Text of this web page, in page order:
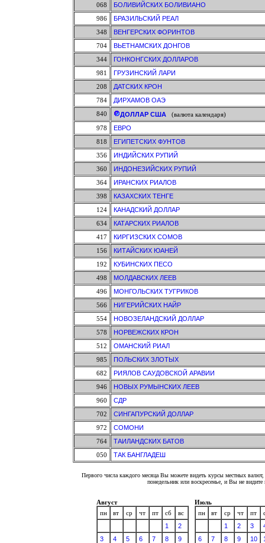
068
БОЛИВИЙСКИХ БОЛИВИАНО
986
БРАЗИЛЬСКИЙ РЕАЛ
348
ВЕНГЕРСКИХ ФОРИНТОВ
704
ВЬЕТНАМСКИХ ДОНГОВ
344
ГОНКОНГСКИХ ДОЛЛАРОВ
981
ГРУЗИНСКИЙ ЛАРИ
208
ДАТСКИХ КРОН
784
ДИРХАМОВ ОАЭ
840
ДОЛЛАР США(валюта календаря)
978
ЕВРО
818
ЕГИПЕТСКИХ ФУНТОВ
356
ИНДИЙСКИХ РУПИЙ
360
ИНДОНЕЗИЙСКИХ РУПИЙ
364
ИРАНСКИХ РИАЛОВ
398
КАЗАХСКИХ ТЕНГЕ
124
КАНАДСКИЙ ДОЛЛАР
634
КАТАРСКИХ РИАЛОВ
417
КИРГИЗСКИХ СОМОВ
156
КИТАЙСКИХ ЮАНЕЙ
192
КУБИНСКИХ ПЕСО
498
МОЛДАВСКИХ ЛЕЕВ
496
МОНГОЛЬСКИХ ТУГРИКОВ
566
НИГЕРИЙСКИХ НАЙР
554
НОВОЗЕЛАНДСКИЙ ДОЛЛАР
578
НОРВЕЖСКИХ КРОН
512
ОМАНСКИЙ РИАЛ
985
ПОЛЬСКИХ ЗЛОТЫХ
682
РИЯЛОВ САУДОВСКОЙ АРАВИИ
946
НОВЫХ РУМЫНСКИХ ЛЕЕВ
960
СДР
702
СИНГАПУРСКИЙ ДОЛЛАР
972
СОМОНИ
764
ТАИЛАНДСКИХ БАТОВ
050
ТАК БАНГЛАДЕШ
Первого числа каждого месяца Вы можете видеть курсы местных
понедельник или воскресенье, и Вы не
Август
пн
вт ср чт пт сб
вс
1
2
3
4 5 6 7 8
9
Июль
пн
вт ср чт пт
1
2 3
6
7 8 9 10